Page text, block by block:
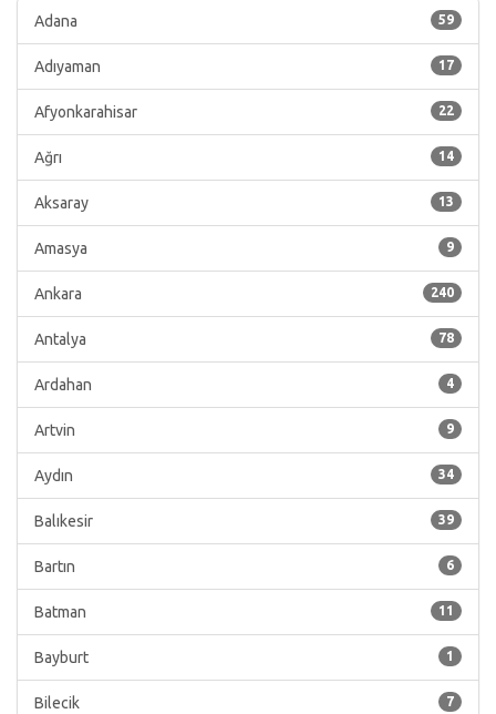
59
Adana
17
Adıyaman
22
Afyonkarahisar
14
Ağrı
13
Aksaray
9
Amasya
240
Ankara
78
Antalya
4
Ardahan
9
Artvin
34
Aydın
39
Balıkesir
6
Bartın
11
Batman
1
Bayburt
7
Bilecik